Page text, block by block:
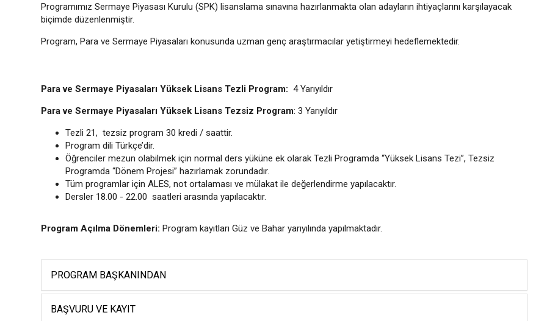
Programımız Sermaye Piyasası Kurulu (SPK) lisanslama sınavına hazırlanmakta olan adayların ihtiyaçlarını karşılayacak
biçimde düzenlenmiştir.
Program, Para ve Sermaye Piyasaları konusunda uzman genç araştırmacılar yetiştirmeyi hedeflemektedir.
Para ve Sermaye Piyasaları Yüksek Lisans Tezli Program: 4 Yarıyıldır
Para ve Sermaye Piyasaları Yüksek Lisans Tezsiz Program: 3 Yarıyıldır
Tezli 21, tezsiz program 30 kredi / saattir.
Program dili Türkçe’dir.
Öğrenciler mezun olabilmek için normal ders yüküne ek olarak Tezli Programda “Yüksek Lisans Tezi”, Tezsiz
Programda “Dönem Projesi” hazırlamak zorundadır.
Tüm programlar için ALES, not ortalaması ve mülakat ile değerlendirme yapılacaktır.
Dersler 18.00 - 22.00 saatleri arasında yapılacaktır.
Program Açılma Dönemleri: Program kayıtları Güz ve Bahar yarıyılında yapılmaktadır.
PROGRAM BAŞKANINDAN
BAŞVURU VE KAYIT